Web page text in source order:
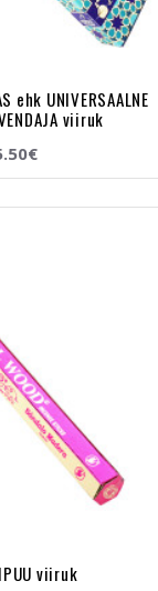
ehk UNIVERSAALNE
viiruk
viiruk